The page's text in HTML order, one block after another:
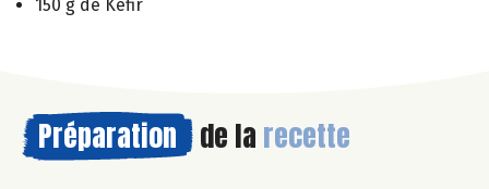
150 g de Kéfir
Préparation de la recette